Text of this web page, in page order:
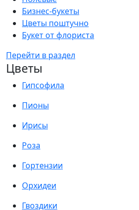
Бизнес-букеты
Цветы поштучно
Букет от флориста
Перейти в раздел
Цветы
Гипсофила
Пионы
Ирисы
Роза
Гортензии
Орхидеи
Гвоздики